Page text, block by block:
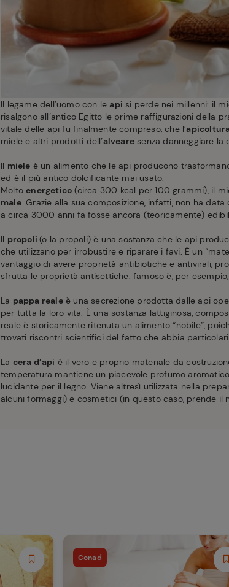
Il legame dell’uomo con leapi si perde nei millenni: il
risalgono all’antico Egitto le prime raffigurazioni della
vitale delle api fu finalmente compreso, che l’
miele e altri prodotti dell’alveare senza danneggiare la
Il miele è un alimento che le api producono
ed è il più antico dolcificante mai usato.
Moltoenergetico (circa 300 kcal per 100 grammi), il
male. Grazie alla sua composizione, infatti, non ha
a circa 3000 anni fa fosse ancora (teoricamente)
Il propoli(o la propoli) è una sostanza che le api
che utilizzano per irrobustire e riparare i favi. È un
vantaggio di avere proprietà antibiotiche e antivirali,
sfrutta le proprietà antisettiche: famoso è, per
La pappa realeè una secrezione prodotta dalle api
per tutta la loro vita. È una sostanza lattiginosa,
reale è storicamente ritenuta un alimento “nobile”,
trovati riscontri scientifici del fatto che abbia
La cera d’api è il vero e proprio materiale da
temperatura mantiene un piacevole profumo
lucidante per il legno. Viene altresì utilizzata nella
alcuni formaggi) e cosmetici (in questo caso, prende il
Conad